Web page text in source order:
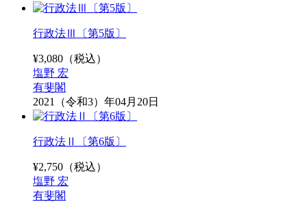
行政法Ⅲ〔第5版〕
¥3,080 （税込）
塩野 宏
有斐閣
2021（令和3）年04月20日
行政法Ⅱ〔第6版〕
¥2,750 （税込）
塩野 宏
有斐閣